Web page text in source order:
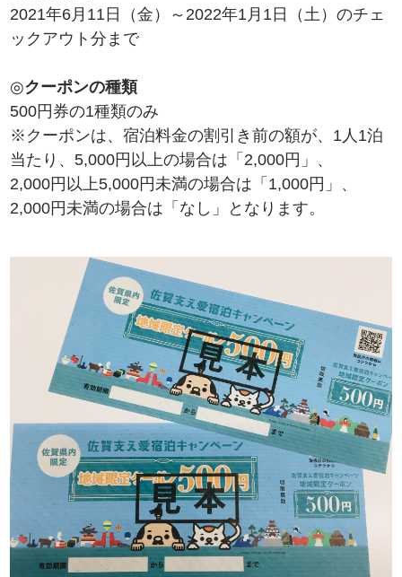
2021年6月11日（金）～2022年1月1日（土）のチェ
ックアウト分まで
◎クーポンの種類
500円券の1種類のみ
※クーポンは、宿泊料金の割引き前の額が、1人1泊
当たり、5,000円以上の場合は「2,000円」、
2,000円以上5,000円未満の場合は「1,000円」、
2,000円未満の場合は「なし」となります。